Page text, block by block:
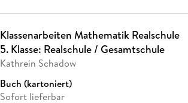
Klassenarbeiten Mathematik Realschule
5. Klasse: Realschule / Gesamtschule
Kathrein Schadow
Buch (kartoniert)
Sofort lieferbar